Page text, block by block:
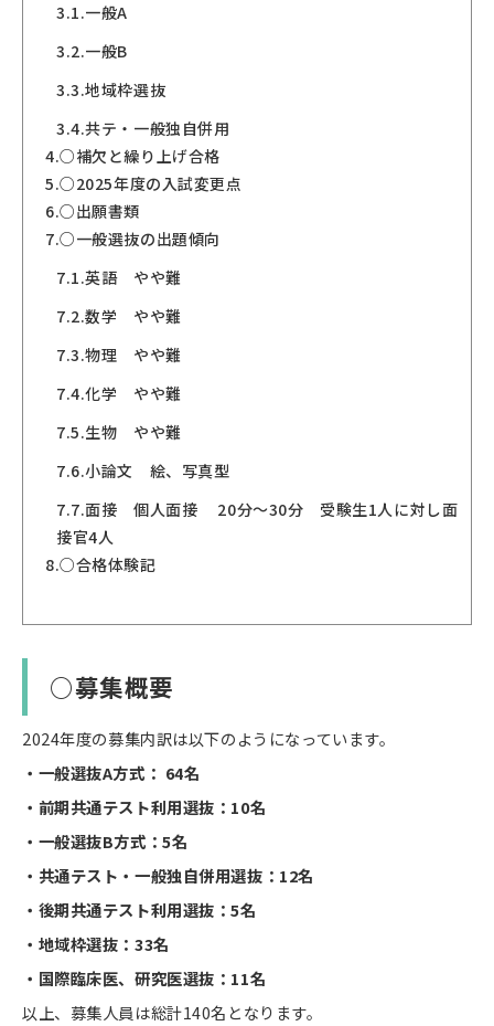
3.1.一般A
3.2.一般B
3.3.地域枠選抜
3.4.共テ・一般独自併用
4.○補欠と繰り上げ合格
5.○2025年度の入試変更点
6.○出願書類
7.○一般選抜の出題傾向
7.1.英語 やや難
7.2.数学 やや難
7.3.物理 やや難
7.4.化学 やや難
7.5.生物 やや難
7.6.小論文 絵、写真型
7.7.面接 個人面接 20分～30分 受験生1人に対し面
接官4人
8.○合格体験記
○募集概要
2024年度の募集内訳は以下のようになっています。
・一般選抜A方式： 64名
・前期共通テスト利用選抜：10名
・一般選抜B方式：5名
・共通テスト・一般独自併用選抜：12名
・後期共通テスト利用選抜：5名
・地域枠選抜：33名
・国際臨床医、研究医選抜：11名
以上、募集人員は総計140名となります。